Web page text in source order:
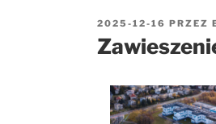
OPUBLIKOWANE
W
2025-12-16 PRZEZ